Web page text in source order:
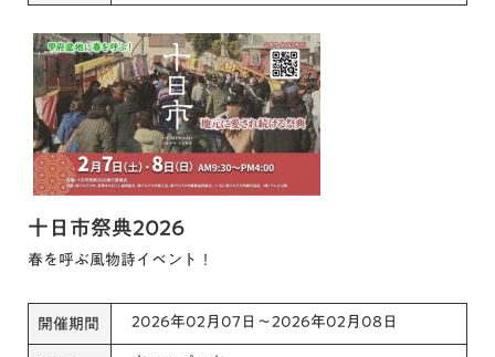
十日市祭典2026
春を呼ぶ風物詩イベント！
開催期間 2026年02月07日～2026年02月08日